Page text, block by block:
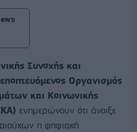
Συνοχής και
Οργανισμός
και Κοινωνικής
ενημερώνουν ότι άνοιξε
η ψηφιακή